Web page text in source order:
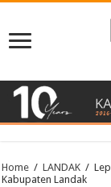
Home / LANDAK /
Kabupaten Landak